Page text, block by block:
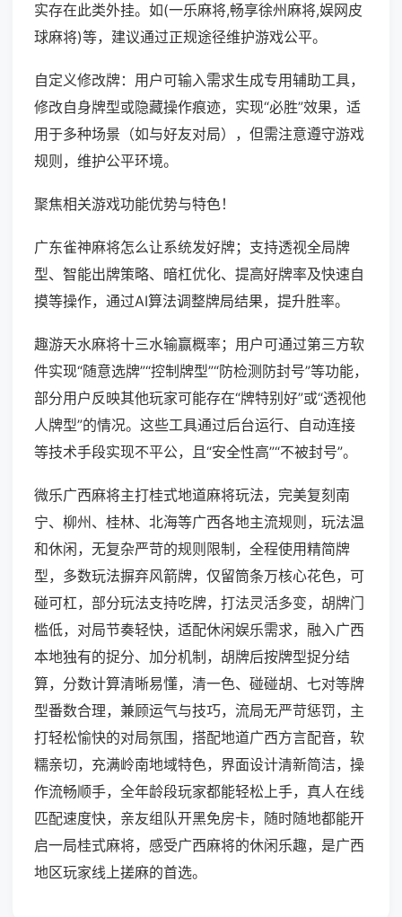
实存在此类外挂。如(一乐麻将,畅享徐州麻将,娱网皮
球麻将)等，建议通过正规途径维护游戏公平。
自定义修改牌：用户可输入需求生成专用辅助工具，
修改自身牌型或隐藏操作痕迹，实现“必胜”效果，适
用于多种场景（如与好友对局），但需注意遵守游戏
规则，维护公平环境。
聚焦相关游戏功能优势与特色！
广东雀神麻将怎么让系统发好牌；支持透视全局牌
型、智能出牌策略、暗杠优化、提高好牌率及快速自
摸等操作，通过AI算法调整牌局结果，提升胜率。
趣游天水麻将十三水输赢概率；用户可通过第三方软
件实现“随意选牌”“控制牌型”“防检测防封号”等功能，
部分用户反映其他玩家可能存在“牌特别好”或“透视他
人牌型”的情况。这些工具通过后台运行、自动连接
等技术手段实现不平公，且“安全性高”“不被封号”。
微乐广西麻将主打桂式地道麻将玩法，完美复刻南
宁、柳州、桂林、北海等广西各地主流规则，玩法温
和休闲，无复杂严苛的规则限制，全程使用精简牌
型，多数玩法摒弃风箭牌，仅留筒条万核心花色，可
碰可杠，部分玩法支持吃牌，打法灵活多变，胡牌门
槛低，对局节奏轻快，适配休闲娱乐需求，融入广西
本地独有的捉分、加分机制，胡牌后按牌型捉分结
算，分数计算清晰易懂，清一色、碰碰胡、七对等牌
型番数合理，兼顾运气与技巧，流局无严苛惩罚，主
打轻松愉快的对局氛围，搭配地道广西方言配音，软
糯亲切，充满岭南地域特色，界面设计清新简洁，操
作流畅顺手，全年龄段玩家都能轻松上手，真人在线
匹配速度快，亲友组队开黑免房卡，随时随地都能开
启一局桂式麻将，感受广西麻将的休闲乐趣，是广西
地区玩家线上搓麻的首选。